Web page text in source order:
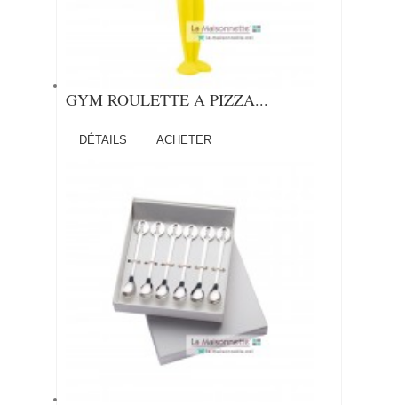
GYM ROULETTE A PIZZA...
DÉTAILS ACHETER